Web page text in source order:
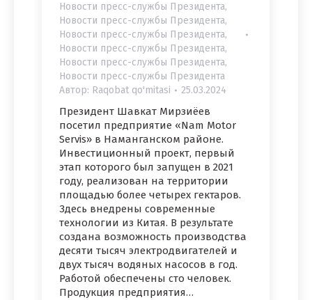
Новости пресс-службы Президента,
Новости пресс-службы Президента,
Новости пресс-службы Президента,
Новости пресс-службы Президента,
Новости пресс-службы Президента,
Новости пресс-службы Президента
Автор: Raqobat qo'mitasi 25.03.2024
Президент Шавкат Мирзиёев
посетил предприятие «Nam Motor
Servis» в Наманганском районе.
Инвестиционный проект, первый
этап которого был запущен в 2021
году, реализован на территории
площадью более четырех гектаров.
Здесь внедрены современные
технологии из Китая. В результате
создана возможность производства
десяти тысяч электродвигателей и
двух тысяч водяных насосов в год.
Работой обеспечены сто человек.
Продукция предприятия…